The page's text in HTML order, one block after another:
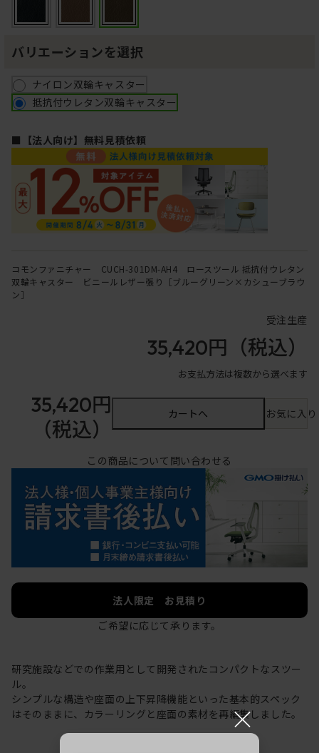
バリエーションを選択
ナイロン双輪キャスター
抵抗付ウレタン双輪キャスター
■【法人向け】無料見積依頼
コモンファニチャー CUCH-301DM-AH4 ロースツール 抵抗付ウレタン
双輪キャスター ビニールレザー張り［ブルーグリーン×カシューブラウ
ン］
受注生産
35,420円 （税込）
お支払方法は複数から選べます
35,420円
（税込）
カートへ お気に入
この商品について問い合わせる
法人限定 お見積り
ご希望に応じて承ります。
研究施設などでの作業用として開発されたコンパクトなスツー
ル。
シンプルな構造や座面の上下昇降機能といった基本的スペック
はそのままに、カラーリングと座面の素材を再編集しました。
×